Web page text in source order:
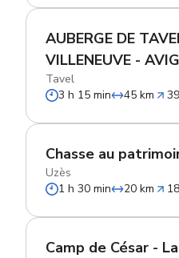
AUBERGE DE
VILLENEUVE -
Tavel
3 h 15 min
45 km
Chasse au
Uzès
1 h 30 min
20 km
Camp de César -